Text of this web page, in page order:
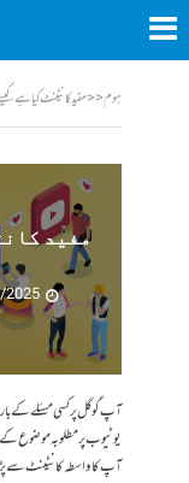
ہوم<<مفید کانٹینٹ کیا ہے،
مفید
آپ گوگل پر کسی مسئلے کے
یوٹیوب پر مطلوبہ موضوع
آپ کا واسطہ کانٹینٹ سے